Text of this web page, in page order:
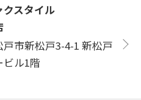
クスタイル
戸市新松戸3-4-1 新松戸
ビル1階